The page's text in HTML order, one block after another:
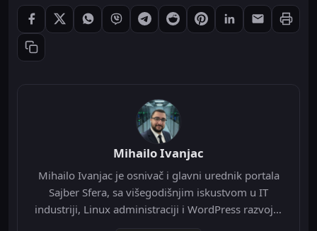
Podeli: Facebook
Podeli: XPodeli: WhatsApp
Podeli: Viber
Podeli: Telegram
Podeli: Reddit
Podeli: Pinterest
Podeli: LinkedIn
Podeli:
Kopiraj link
Mihailo Ivanjac
Mihailo Ivanjac je osnivač i glavni urednik portala
Sajber Sfera, sa višegodišnjim iskustvom u IT
industriji, Linux administraciji i WordPress razvoju.